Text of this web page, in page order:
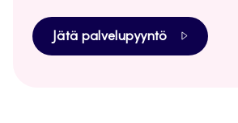
Jätä palvelupyyntö